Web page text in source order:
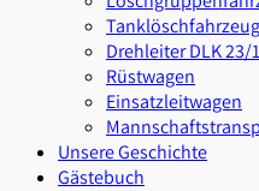
Tanklöschfahrzeug
Drehleiter DLK 23/
Rüstwagen
Einsatzleitwagen
Unsere Geschichte
Gästebuch